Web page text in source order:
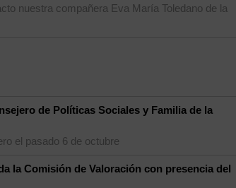
nuestra compañera Eva María Toledano de la
de Políticas Sociales y Familia de la
el pasado 6 de octubre
la Comisión de Valoración con presencia del